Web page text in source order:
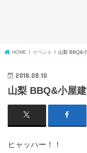
HOME イベント 山梨 BBQ&
2018.08.10
山梨 BBQ&小屋
ヒャッハー！！